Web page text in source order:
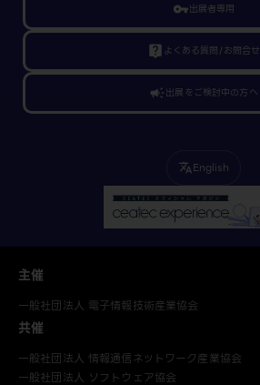
vpn_key出展者専用
live_help よくある質問/お問合せ
campaign出展をご検討中の方へ
translateEnglish
主催
一般社団法人 電子情報技術産業協会
共催
一般社団法人 情報通信ネットワーク産業協会
一般社団法人 ソフトウェア協会